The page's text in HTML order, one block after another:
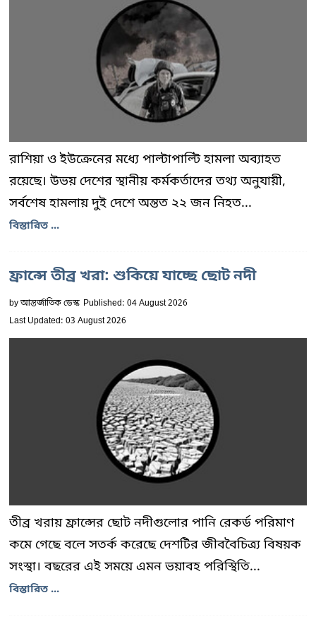
রাশিয়া ও ইউক্রেনের মধ্যে পাল্টাপাল্টি হামলা অব্যাহত
রয়েছে। উভয় দেশের স্থানীয় কর্মকর্তাদের তথ্য অনুযায়ী,
সর্বশেষ হামলায় দুই দেশে অন্তত ২২ জন নিহত...
বিস্তারিত ...
ফ্রান্সে তীব্র খরা: শুকিয়ে যাচ্ছে ছোট নদী
byআন্তর্জাতিক ডেস্ক Published: 04 August 2026
Last Updated: 03 August 2026
তীব্র খরায় ফ্রান্সের ছোট নদীগুলোর পানি রেকর্ড পরিমাণ
কমে গেছে বলে সতর্ক করেছে দেশটির জীববৈচিত্র্য বিষয়ক
সংস্থা। বছরের এই সময়ে এমন ভয়াবহ পরিস্থিতি...
বিস্তারিত ...